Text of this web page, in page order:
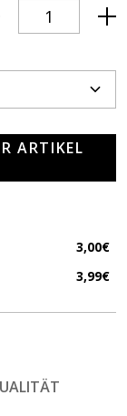
ARTIKEL
3,00€
3,99€